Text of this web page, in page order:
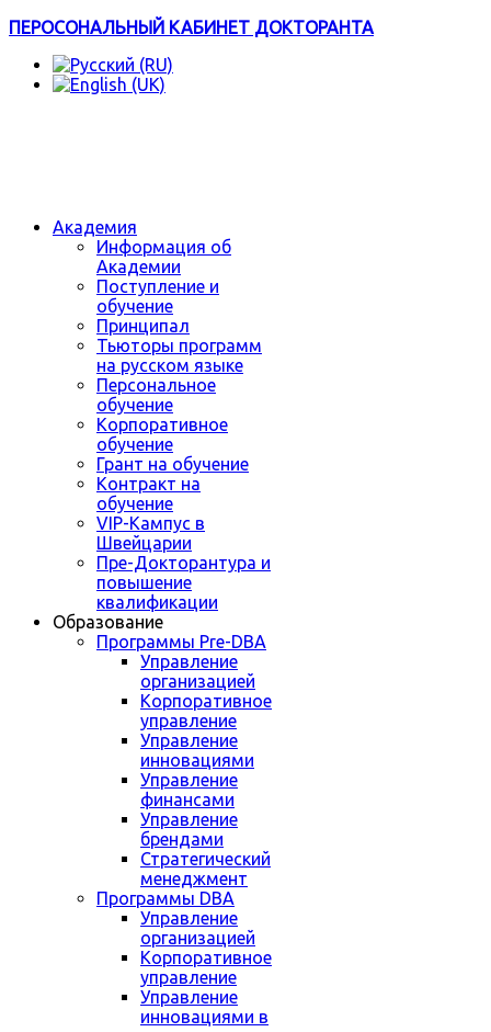
ПЕРОСОНАЛЬНЫЙ КАБИНЕТ ДОКТОРАНТА
Академия
Информация об
Академии
Поступление и
обучение
Принципал
Тьюторы программ
на русском языке
Персональное
обучение
Корпоративное
обучение
Грант на обучение
Контракт на
обучение
VIP-Кампус в
Швейцарии
Пре-Докторантура и
повышение
квалификации
Образование
Программы Pre-DBA
Управление
организацией
Корпоративное
управление
Управление
инновациями
Управление
финансами
Управление
брендами
Стратегический
менеджмент
Программы DBA
Управление
организацией
Корпоративное
управление
Управление
инновациями в